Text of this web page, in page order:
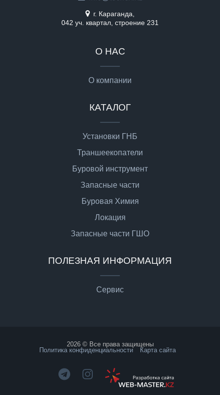
г. Караганда,
042 уч. квартал, строение 231
О НАС
О компании
КАТАЛОГ
Установки ГНБ
Траншеекопатели
Буровой инструмент
Запасные части
Буровая Химия
Локация
Запасные части ГШО
ПОЛЕЗНАЯ ИНФОРМАЦИЯ
Сервис
2026 © Все права защищены
Политика конфиденциальности
Карта сайта